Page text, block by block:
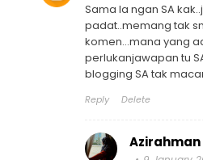
Sama la ngan SA
padat..memang tak
komen...mana yang
perlukanjawapan tu
blogging SA tak
Reply Delete
Azirahman